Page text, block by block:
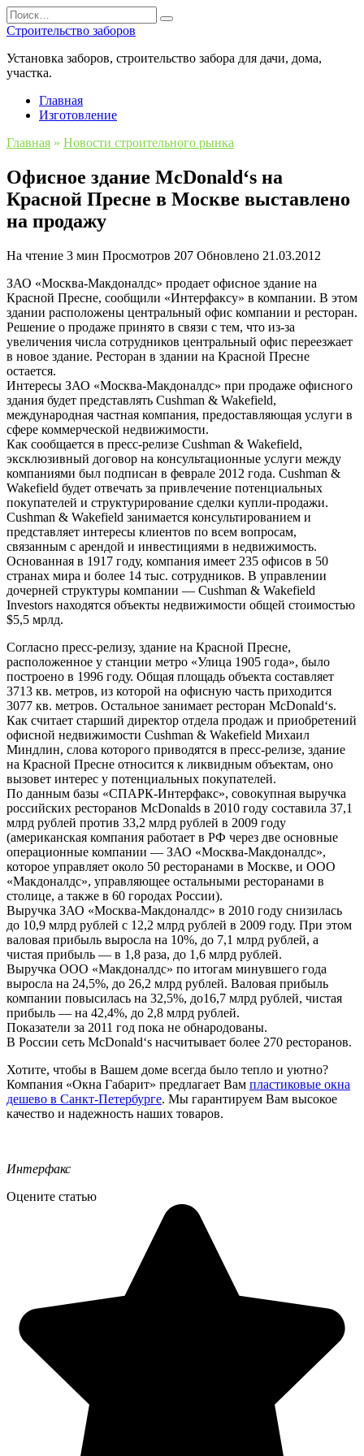
Перейти
к
содержанию
Search
for:
Строительство заборов
Установка заборов, строительство забора для дачи, дома,
участка.
Главная
Изготовление
Главная » Новости строительного рынка
Офисное здание McDonald‘s на
Красной Пресне в Москве выставлено
на продажу
На чтение 3 мин Просмотров 207 Обновлено 21.03.2012
ЗАО «Москва-Макдоналдс» продает офисное здание на
Красной Пресне, сообщили «Интерфаксу» в компании. В этом
здании расположены центральный офис компании и ресторан.
Решение о продаже принято в связи с тем, что из-за
увеличения числа сотрудников центральный офис переезжает
в новое здание. Ресторан в здании на Красной Пресне
остается.
Интересы ЗАО «Москва-Макдоналдс» при продаже офисного
здания будет представлять Cushman & Wakefield,
международная частная компания, предоставляющая услуги в
сфере коммерческой недвижимости.
Как сообщается в пресс-релизе Cushman & Wakefield,
эксклюзивный договор на консультационные услуги между
компаниями был подписан в феврале 2012 года. Cushman &
Wakefield будет отвечать за привлечение потенциальных
покупателей и структурирование сделки купли-продажи.
Cushman & Wakefield занимается консультированием и
представляет интересы клиентов по всем вопросам,
связанным с арендой и инвестициями в недвижимость.
Основанная в 1917 году, компания имеет 235 офисов в 50
странах мира и более 14 тыс. сотрудников. В управлении
дочерней структуры компании — Cushman & Wakefield
Investors находятся объекты недвижимости общей стоимостью
$5,5 мрлд.
Согласно пресс-релизу, здание на Красной Пресне,
расположенное у станции метро «Улица 1905 года», было
построено в 1996 году. Общая площадь объекта составляет
3713 кв. метров, из которой на офисную часть приходится
3077 кв. метров. Остальное занимает ресторан McDonald‘s.
Как считает старший директор отдела продаж и приобретений
офисной недвижимости Cushman & Wakefield Михаил
Миндлин, слова которого приводятся в пресс-релизе, здание
на Красной Пресне относится к ликвидным объектам, оно
вызовет интерес у потенциальных покупателей.
По данным базы «СПАРК-Интерфакс», совокупная выручка
российских ресторанов McDonalds в 2010 году составила 37,1
млрд рублей против 33,2 млрд рублей в 2009 году
(американская компания работает в РФ через две основные
операционные компании — ЗАО «Москва-Макдоналдс»,
которое управляет около 50 ресторанами в Москве, и ООО
«Макдоналдс», управляющее остальными ресторанами в
столице, а также в 60 городах России).
Выручка ЗАО «Москва-Макдоналдс» в 2010 году снизилась
до 10,9 млрд рублей с 12,2 млрд рублей в 2009 году. При этом
валовая прибыль выросла на 10%, до 7,1 млрд рублей, а
чистая прибыль — в 1,8 раза, до 1,6 млрд рублей.
Выручка ООО «Макдоналдс» по итогам минувшего года
выросла на 24,5%, до 26,2 млрд рублей. Валовая прибыль
компании повысилась на 32,5%, до16,7 млрд рублей, чистая
прибыль — на 42,4%, до 2,8 млрд рублей.
Показатели за 2011 год пока не обнародованы.
В России сеть McDonald‘s насчитывает более 270 ресторанов.
Хотите, чтобы в Вашем доме всегда было тепло и уютно?
Компания «Окна Габарит» предлагает Вам пластиковые окна
дешево в Санкт-Петербурге. Мы гарантируем Вам высокое
качество и надежность наших товаров.
Интерфакс
Оцените статью